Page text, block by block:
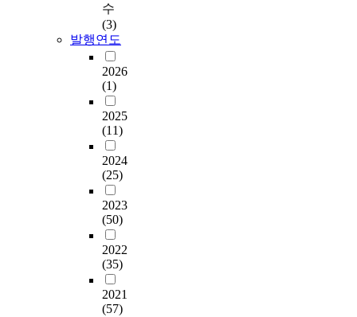
수
(3)
발행연도
2026
(1)
2025
(11)
2024
(25)
2023
(50)
2022
(35)
2021
(57)